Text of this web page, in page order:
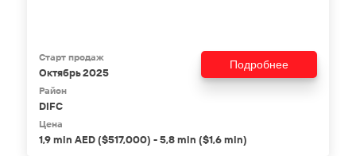
Старт продаж
Октябрь 2025
Район
DIFC
Цена
1,9 mln AED ($517,000) - 5,8 mln ($1,6 mln)
Подробнее